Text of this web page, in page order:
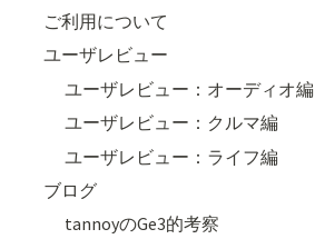
ご利用について
ユーザレビュー
ユーザレビュー：オーディオ編
ユーザレビュー：クルマ編
ユーザレビュー：ライフ編
ブログ
tannoyのGe3的考察